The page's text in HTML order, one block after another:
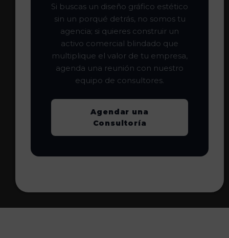
Si buscas un diseño gráfico estético
sin un porqué detrás, no somos tu
agencia; si quieres construir un
activo comercial blindado que
multiplique el valor de tu empresa,
agenda una reunión con nuestro
equipo de consultores.
Agendar una
Consultoría